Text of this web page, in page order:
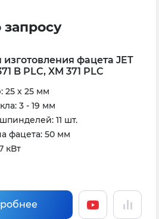
фацета JET
B PLC, XM 371 PLC
25 х 25 мм
3 - 19 мм
11 шт.
фацета: 50 мм
кВт